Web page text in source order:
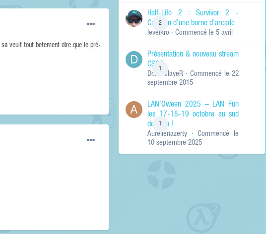
RECHERCHER LES
Titres et corps
Titres des
uniquement
veuit tout betement dire que le pré-
2
Half-Life 2 : Survivor 2 -
Création d'une borne d'arcade
levelkro · Commencé le 5 avril
1
Présentation & nouveau stream
CSGO
Dr.KinSlayeR · Commencé le 22
septembre 2015
1
LAN'Oween 2025 – LAN Fun
les 17-18-19 octobre au sud
de Lyon !
Aurelienazerty · Commencé le
10 septembre 2025